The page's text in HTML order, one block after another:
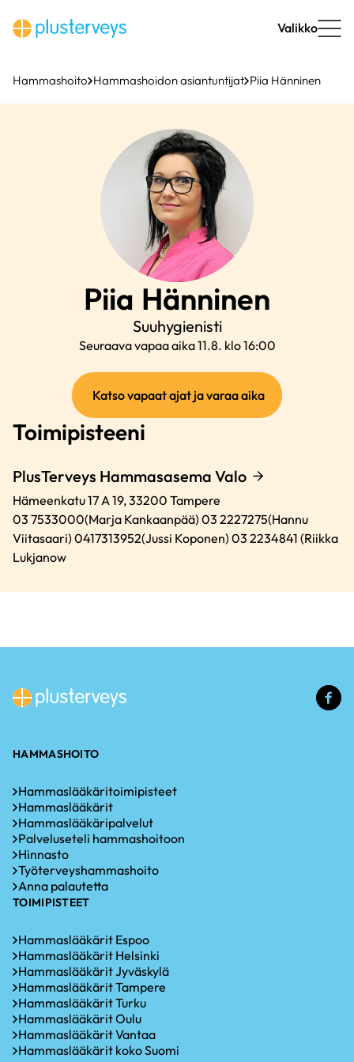
sisältöön
Valikko
Hammashoito Hammashoidon asiantuntijat Piia Hänninen
Piia Hänninen
Suuhygienisti
Seuraava vapaa aika 11.8. klo 16:00
Katso vapaat ajat ja varaa aika(ulkoinen
linkki)
Toimipisteeni
PlusTerveys Hammasasema Valo
Hämeenkatu 17 A 19,33200 Tampere
03 7533000(Marja Kankaanpää) 03 2227275(Hannu
Viitasaari) 0417313952(Jussi Koponen) 03 2234841 (Riikka
Lukjanow
HAMMASHOITO
Hammaslääkäritoimipisteet
Hammaslääkärit
Hammaslääkäripalvelut
Palveluseteli hammashoitoon
Hinnasto
Työterveyshammashoito
Anna palautetta
TOIMIPISTEET
Hammaslääkärit Espoo
Hammaslääkärit Helsinki
Hammaslääkärit Jyväskylä
Hammaslääkärit Tampere
Hammaslääkärit Turku
Hammaslääkärit Oulu
Hammaslääkärit Vantaa
Hammaslääkärit koko Suomi